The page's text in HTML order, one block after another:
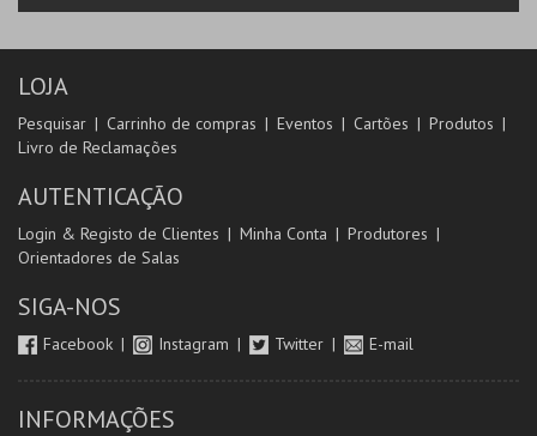
LOJA
Pesquisar Carrinho de compras Eventos Cartões
Produtos
Livro de Reclamações
AUTENTICAÇÃO
Login & Registo de Clientes Minha Conta
Produtores
Orientadores de Salas
SIGA-NOS
Facebook Instagram Twitter E-mail
INFORMAÇÕES